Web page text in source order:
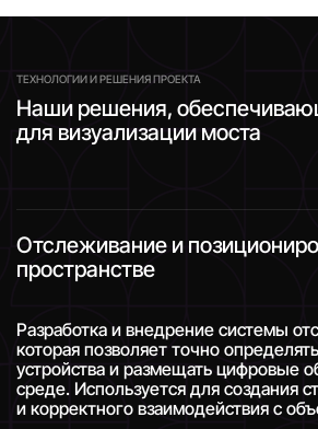
ТЕХНОЛОГИИ И РЕШЕНИЯ ПРОЕКТА
Наши решения,
для визуализации моста
Отслеживание и
пространстве
Разработка и внедрение системы
которая позволяет точно
устройства и размещать цифровые
среде. Используется для создания
и корректного взаимодействия с